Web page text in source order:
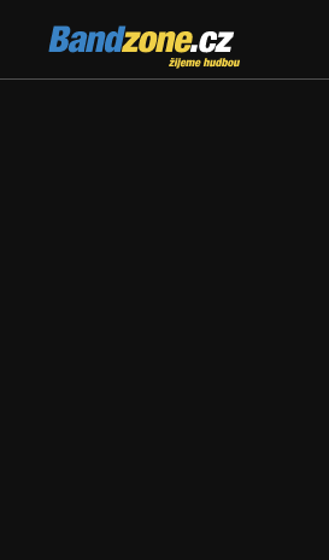
Bandzone.cz
žijeme hudbou